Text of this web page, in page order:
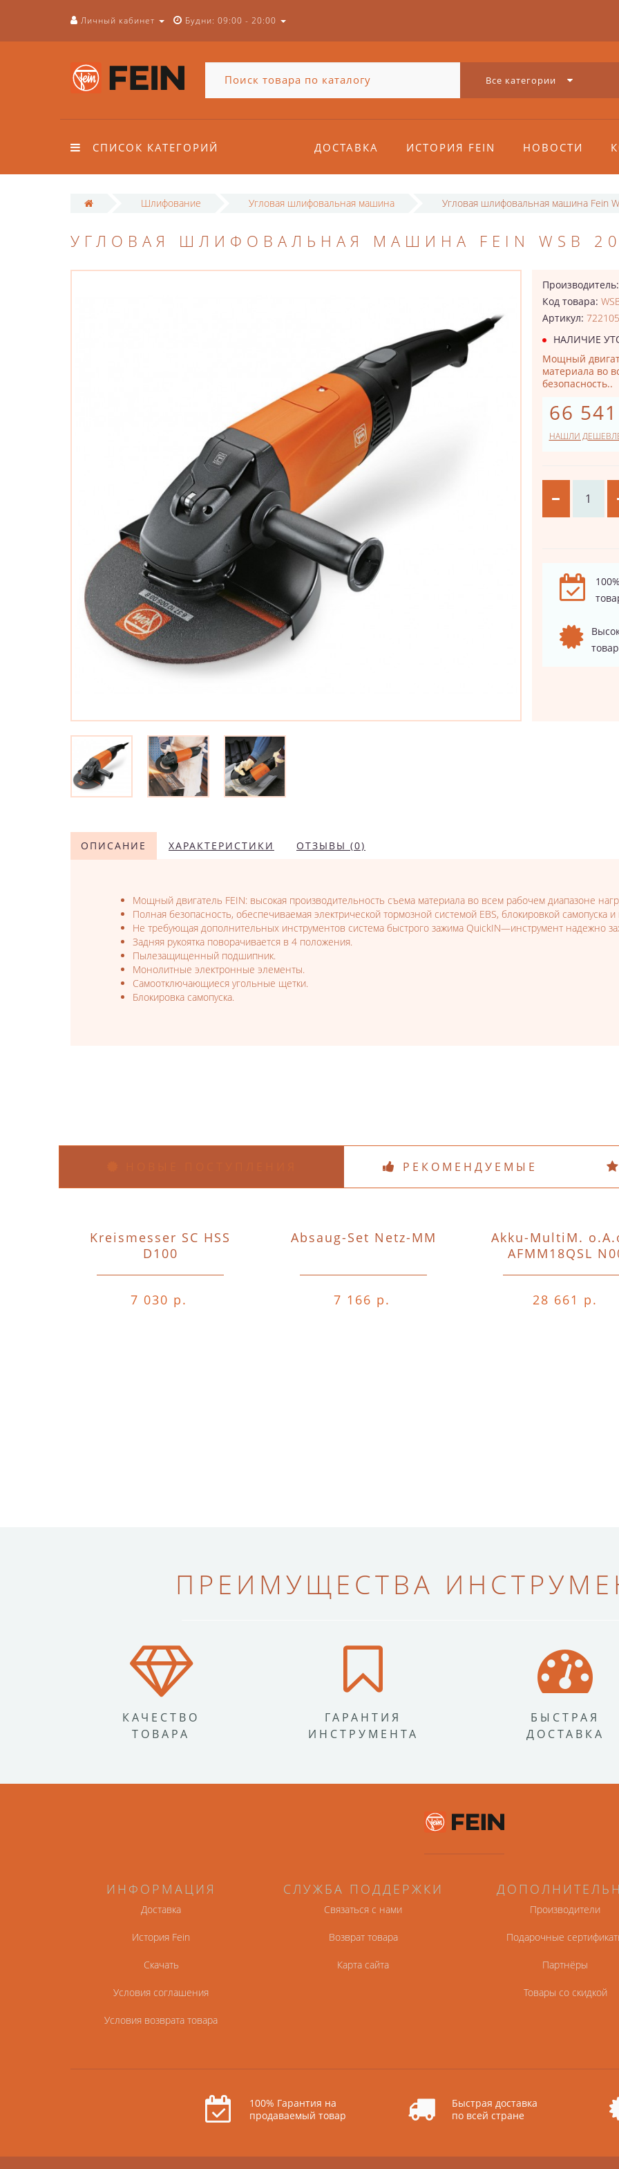
Личный кабинет Будни: 09:00 - 20:00
Все категории
СПИСОК КАТЕГОРИЙ ДОСТАВКА ИСТОРИЯ FEIN НОВОСТИ
Шлифование Угловая шлифовальная машина Угловая шлифовальная машина Fein
УГЛОВАЯ ШЛИФОВАЛЬНАЯ МАШИНА FEIN WSB
Производитель:
Код товара:
Артикул:
НАЛИЧИЕ
Мощный
материала во
безопасность..
66
НАШЛИ
ОПИСАНИЕ ХАРАКТЕРИСТИКИ ОТЗЫВЫ (0)
Мощный двигатель FEIN: высокая производительность съема материала во всем рабочем диапазоне
Полная безопасность, обеспечиваемая электрической тормозной системой EBS, блокировкой самопуска
Не требующая дополнительных инструментов система быстрого зажима QuickIN—инструмент надежно
Задняя рукоятка поворачивается в 4 положения.
Пылезащищенный подшипник.
Монолитные электронные элементы.
Самоотключающиеся угольные щетки.
Блокировка самопуска.
РЕКОМЕНДУЕМЫЕ
Kreismesser SC HSS
D100
7 030 р.
Absaug-Set Netz-MM
7 166 р.
Akku-MultiM.
AFMM18QSL
28 661 р.
ПРЕИМУЩЕСТВА
КАЧЕСТВО
ТОВАРА
ГАРАНТИЯ
ИНСТРУМЕНТА
БЫСТРАЯ
ДОСТАВКА
ИНФОРМАЦИЯ
Доставка
История Fein
Скачать
Условия соглашения
Условия возврата товара
СЛУЖБА ПОДДЕРЖКИ
Связаться с нами
Возврат товара
Карта сайта
Производители
Подарочные
Партнёры
Товары со скидкой
100% Гарантия на
продаваемый товар
Быстрая доставка
по всей стране